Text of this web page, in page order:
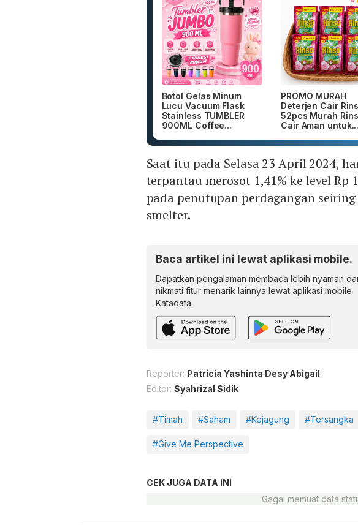
Botol Gelas Minum
Lucu Vacuum Flask
Stainless TUMBLER
900ML Coffee...
PROMO MURAH
Deterjen Cair
52pcs Murah
Cair Aman untuk...
Saat itu pada Selasa 23 April 2024,
terpantau merosot 1,41% ke level Rp
pada penutupan perdagangan
smelter.
Baca artikel ini lewat aplikasi mobile.
Dapatkan pengalaman membaca lebih nyaman
nikmati fitur menarik lainnya lewat aplikasi mobile
Katadata.
Reporter: Patricia Yashinta Desy Abigail
Editor: Syahrizal Sidik
#Timah #Saham #Kejagung #Tersangka
#Give Me Perspective
CEK JUGA DATA INI
Gagal memuat data